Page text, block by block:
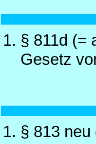
§ 811d (=
Gesetz
§ 813